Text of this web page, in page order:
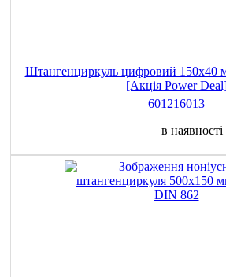
Штангенциркуль цифровий 150х40
[Акція Power
601216013
в наявності